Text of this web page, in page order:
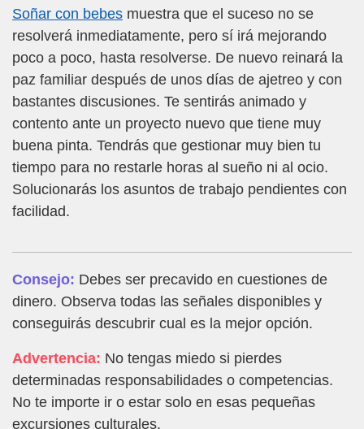
Soñar con bebes muestra que el suceso no se
resolverá inmediatamente, pero sí irá mejorando
poco a poco, hasta resolverse. De nuevo reinará la
paz familiar después de unos días de ajetreo y con
bastantes discusiones. Te sentirás animado y
contento ante un proyecto nuevo que tiene muy
buena pinta. Tendrás que gestionar muy bien tu
tiempo para no restarle horas al sueño ni al ocio.
Solucionarás los asuntos de trabajo pendientes con
facilidad.
Consejo: Debes ser precavido en cuestiones de
dinero. Observa todas las señales disponibles y
conseguirás descubrir cual es la mejor opción.
Advertencia: No tengas miedo si pierdes
determinadas responsabilidades o competencias.
No te importe ir o estar solo en esas pequeñas
excursiones culturales.